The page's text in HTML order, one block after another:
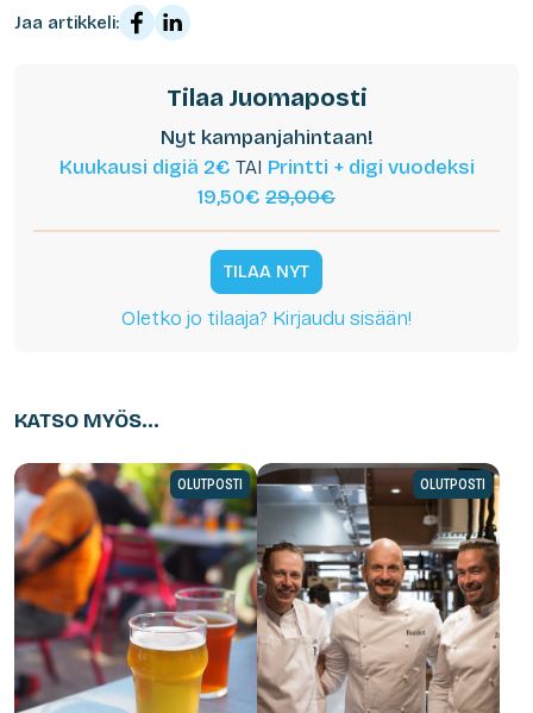
Jaa artikkeli:
Tilaa Juomaposti
Nyt kampanjahintaan!
Kuukausi digiä 2€ TAI Printti + digi vuodeksi
19,50€ 29,00€
TILAA NYT
Oletko jo tilaaja? Kirjaudu sisään!
KATSO MYÖS...
OLUTPOSTI OLUTPOSTI